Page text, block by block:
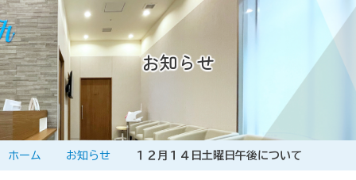
お知らせ
ホーム お知らせ １２月１４日土曜日午後について